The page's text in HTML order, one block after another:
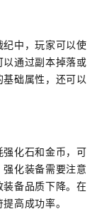
中，玩家可以使
通过副本掉落或
础属性，还可以
化石和金币，可
化装备需要注意
备品质下降。在
高成功率。